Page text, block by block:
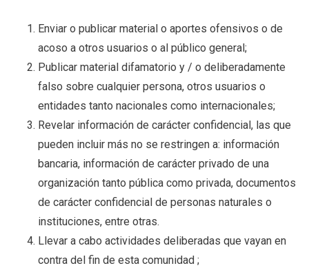
Enviar o publicar material o aportes ofensivos o de
acoso a otros usuarios o al público general;
Publicar material difamatorio y / o deliberadamente
falso sobre cualquier persona, otros usuarios o
entidades tanto nacionales como internacionales;
Revelar información de carácter confidencial, las que
pueden incluir más no se restringen a: información
bancaria, información de carácter privado de una
organización tanto pública como privada, documentos
de carácter confidencial de personas naturales o
instituciones, entre otras.
Llevar a cabo actividades deliberadas que vayan en
contra del fin de esta comunidad ;